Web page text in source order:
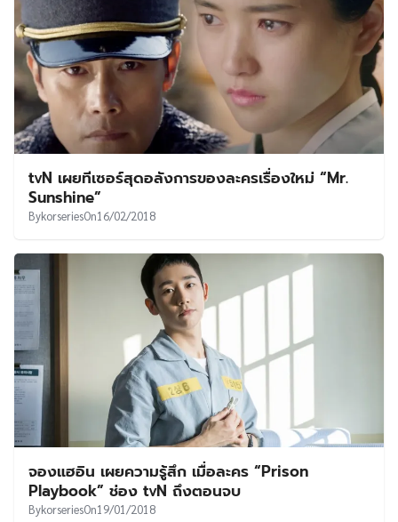
tvN เผยทีเซอร์สุดอลังการของละครเรื่องใหม่ “Mr.
Sunshine”
BykorseriesOn16/02/2018
จองแฮอิน เผยความรู้สึก เมื่อละคร “Prison
Playbook” ช่อง tvN ถึงตอนจบ
BykorseriesOn19/01/2018